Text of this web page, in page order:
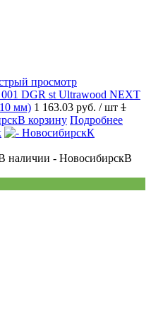
просмотр
DGR st Ultrawood NEXT
мм) 1 163.03 руб. / шт 1
В корзину Подробнее
К
В